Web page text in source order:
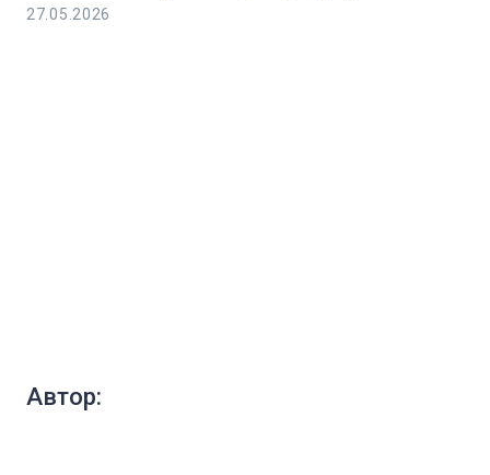
27.05.2026
Автор: